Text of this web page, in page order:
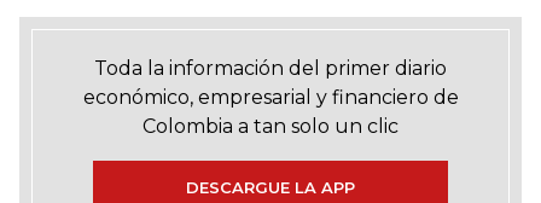
Toda la información del primer diario
económico, empresarial y financiero de
Colombia a tan solo un clic
DESCARGUE LA APP